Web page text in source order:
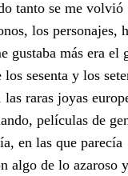
tanto se me volvió
los personajes,
gustaba más era el
sesenta y los
raras joyas
películas de
en las que parecía
algo de lo azaroso